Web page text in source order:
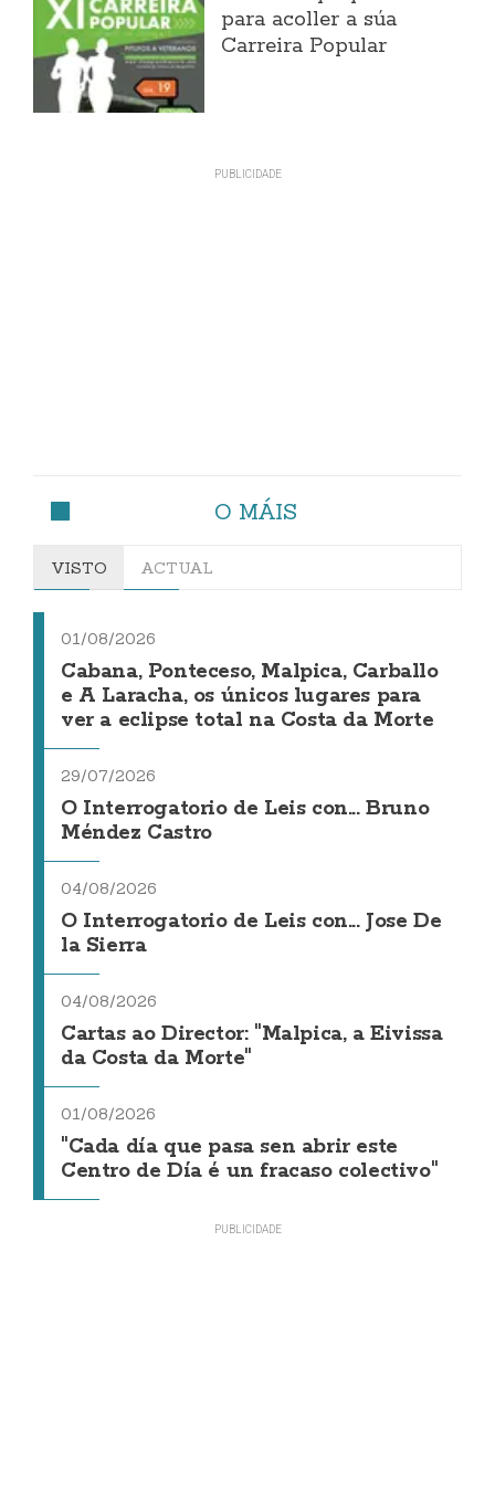
para acoller a súa
Carreira Popular
O MÁIS
VISTO ACTUAL
01/08/2026
Cabana, Ponteceso, Malpica, Carballo
e A Laracha, os únicos lugares para
ver a eclipse total na Costa da Morte
29/07/2026
O Interrogatorio de Leis con... Bruno
Méndez Castro
04/08/2026
O Interrogatorio de Leis con... Jose De
la Sierra
04/08/2026
Cartas ao Director: "Malpica, a Eivissa
da Costa da Morte"
01/08/2026
"Cada día que pasa sen abrir este
Centro de Día é un fracaso colectivo"